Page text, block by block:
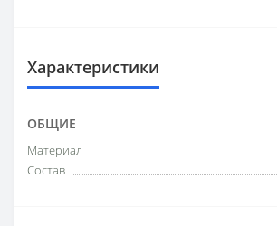
Характеристики
ОБЩИЕ
Материал
Состав